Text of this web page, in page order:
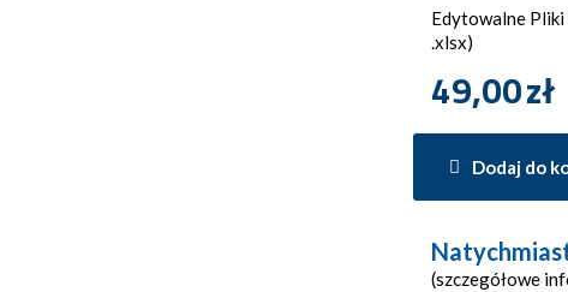
Edytowalne Pliki
.xlsx)
49,00zł
Dodaj do
(szczegółowe